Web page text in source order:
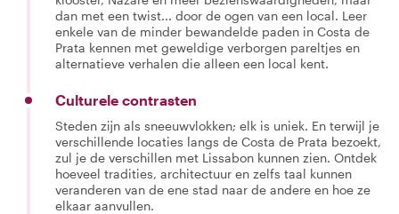
dan met een twist... door de ogen van een local. Leer
enkele van de minder bewandelde paden in Costa de
Prata kennen met geweldige verborgen pareltjes en
alternatieve verhalen die alleen een local kent.
Culturele contrasten
Steden zijn als sneeuwvlokken; elk is uniek. En terwijl je
verschillende locaties langs de Costa de Prata bezoekt,
zul je de verschillen met Lissabon kunnen zien. Ontdek
hoeveel tradities, architectuur en zelfs taal kunnen
veranderen van de ene stad naar de andere en hoe ze
elkaar aanvullen.